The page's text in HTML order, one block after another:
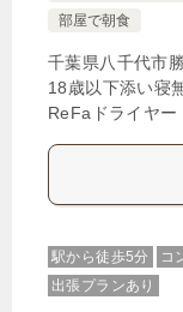
部屋で朝食
千葉県八千代市
18歳以下添い寝
ReFaドライヤー
駅から徒歩5分 コ
出張プランあり